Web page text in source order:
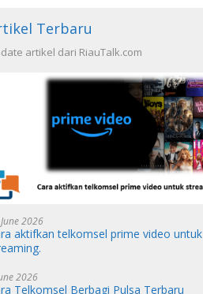
Terbaru
artikel dari RiauTalk.com
2026
aktifkan telkomsel prime video untuk
2026
Telkomsel Berbagi Pulsa Terbaru